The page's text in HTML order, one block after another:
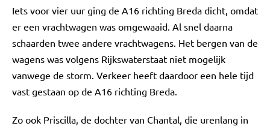
Iets voor vier uur ging de A16 richting Breda dicht, omdat
er een vrachtwagen was omgewaaid. Al snel daarna
schaarden twee andere vrachtwagens. Het bergen van de
wagens was volgens Rijkswaterstaat niet mogelijk
vanwege de storm. Verkeer heeft daardoor een hele tijd
vast gestaan op de A16 richting Breda.
Zo ook Priscilla, de dochter van Chantal, die urenlang in